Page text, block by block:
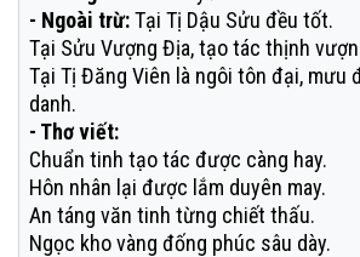
- Ngoài trừ:Tại Tị Dậu Sửu đều tốt.
Tại Sửu Vượng Địa, tạo tác thịnh
Tại Tị Đăng Viên là ngôi tôn đại, mưu
danh.
- Thơ viết:
Chuẩn tinh tạo tác được càng hay.
Hôn nhân lại được lắm duyên may.
An táng văn tinh từng chiết thấu.
Ngọc kho vàng đống phúc sâu dày.